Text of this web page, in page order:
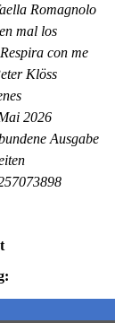
Romagnolo
mal los
Respira con me
Klöss
2026
Ausgabe